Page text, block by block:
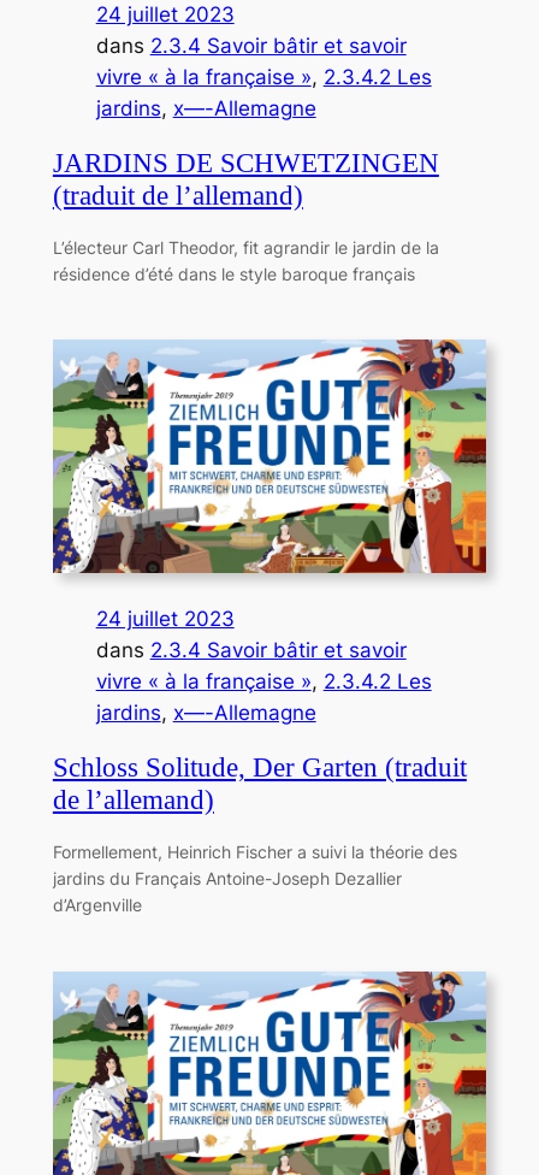
24 juillet 2023
dans 2.3.4 Savoir bâtir et savoir
vivre « à la française », 2.3.4.2 Les
jardins, x—-Allemagne
JARDINS DE SCHWETZINGEN
(traduit de l’allemand)
L’électeur Carl Theodor, fit agrandir le jardin de la
résidence d’été dans le style baroque français
24 juillet 2023
dans 2.3.4 Savoir bâtir et savoir
vivre « à la française », 2.3.4.2 Les
jardins, x—-Allemagne
Schloss Solitude, Der Garten (traduit
de l’allemand)
Formellement, Heinrich Fischer a suivi la théorie des
jardins du Français Antoine-Joseph Dezallier
d’Argenville